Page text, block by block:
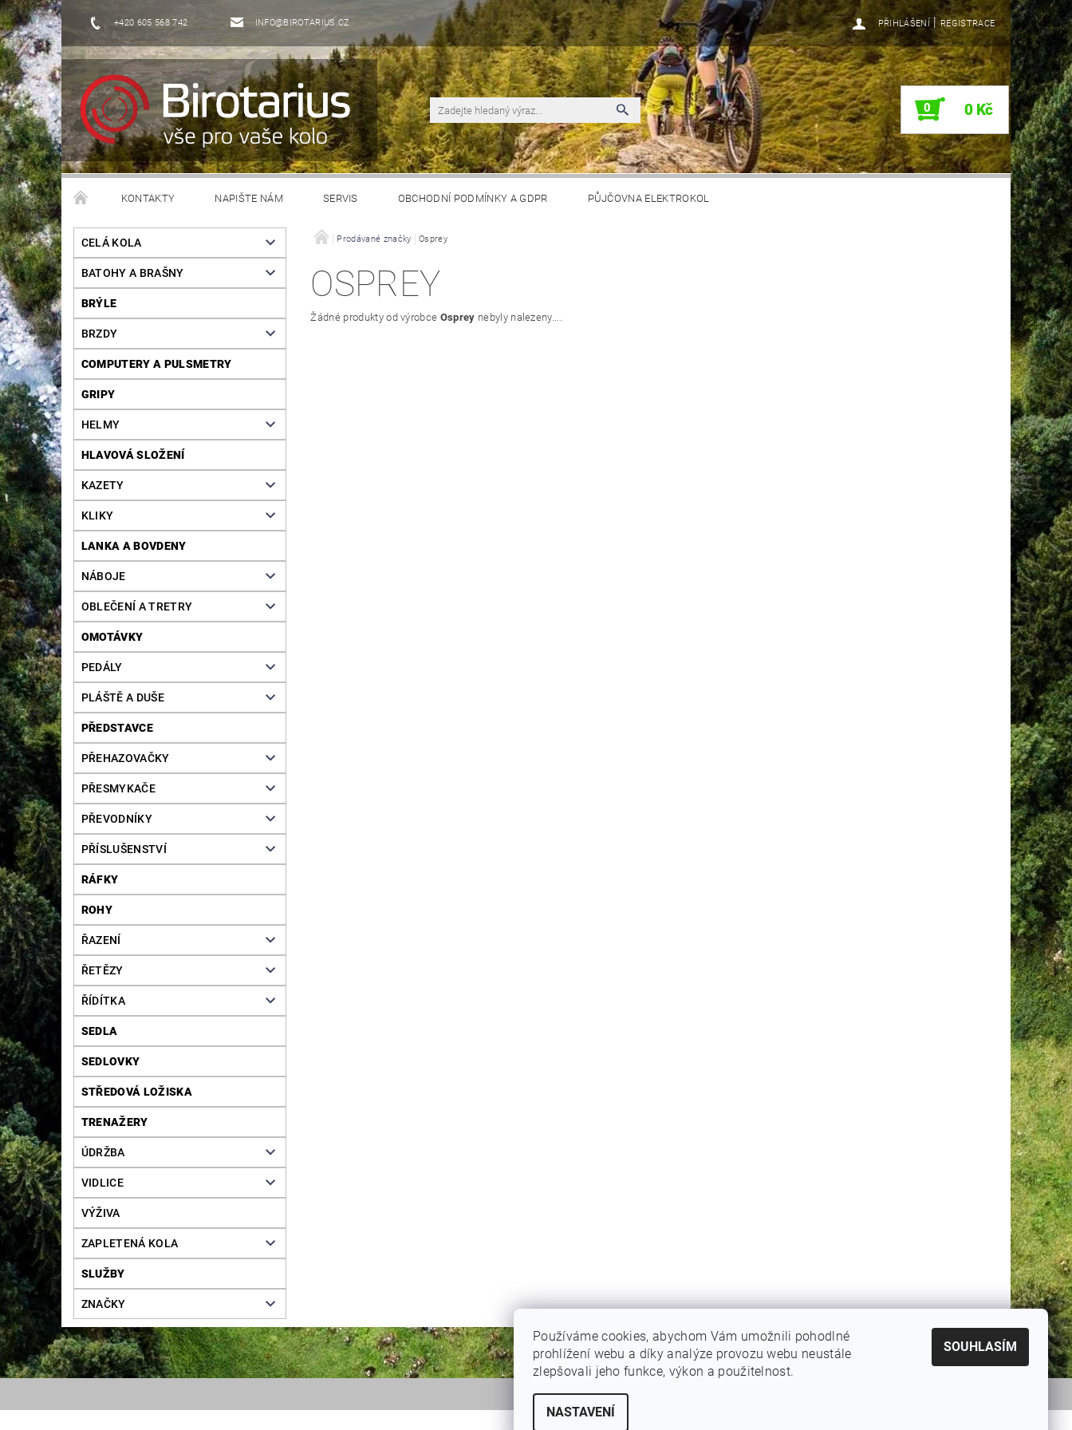
+420 605 568 742 INFO@BIROTARIUS.CZ PŘIHLÁŠENÍ | REGISTRACE
0 0 Kč
KONTAKTY NAPIŠTE NÁM SERVIS OBCHODNÍ PODMÍNKY A GDPR PŮJČOVNA ELEKTROKOL
CELÁ KOLA
BATOHY A BRAŠNY
BRÝLE
BRZDY
COMPUTERY A PULSMETRY
GRIPY
HELMY
HLAVOVÁ SLOŽENÍ
KAZETY
KLIKY
LANKA A BOVDENY
NÁBOJE
OBLEČENÍ A TRETRY
OMOTÁVKY
PEDÁLY
PLÁŠTĚ A DUŠE
PŘEDSTAVCE
PŘEHAZOVAČKY
PŘESMYKAČE
PŘEVODNÍKY
PŘÍSLUŠENSTVÍ
RÁFKY
ROHY
ŘAZENÍ
ŘETĚZY
ŘÍDÍTKA
SEDLA
SEDLOVKY
STŘEDOVÁ LOŽISKA
TRENAŽERY
ÚDRŽBA
VIDLICE
VÝŽIVA
ZAPLETENÁ KOLA
SLUŽBY
ZNAČKY
Prodávané značky Osprey
OSPREY
Žádné produkty od výrobce Osprey nebyly nalezeny....
Používáme cookies, abychom Vám umožnili pohodlné
prohlížení webu a díky analýze provozu webu neustále
zlepšovali jeho funkce, výkon a použitelnost.
NASTAVENÍ
SOUHLASÍM